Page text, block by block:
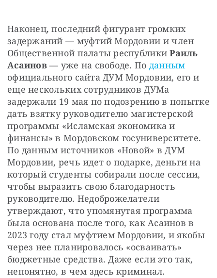
Наконец, последний фигурант громких
задержаний — муфтий Мордовии и член
Общественной палаты республики Раиль
Асаинов — уже на свободе. По
официального сайта ДУМ Мордовии, его и
еще нескольких сотрудников ДУМа
задержали 19 мая по подозрению в попытке
дать взятку руководителю магистерской
программы «Исламская экономика и
финансы» в Мордовском госуниверситете.
По данным источников «Новой» в ДУМ
Мордовии, речь идет о подарке, деньги на
который студенты собирали после сессии,
чтобы выразить свою благодарность
руководителю. Недоброжелатели
утверждают, что упомянутая программа
была основана после того, как Асаинов в
2023 году стал муфтием Мордовии, и якобы
через нее планировалось «осваивать»
бюджетные средства. Даже если это так,
непонятно, в чем здесь криминал.